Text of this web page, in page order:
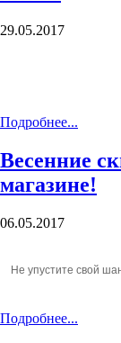
29.05.2017
Подробнее...
Весенние
магазине!
06.05.2017
Не упустите свой
Подробнее...